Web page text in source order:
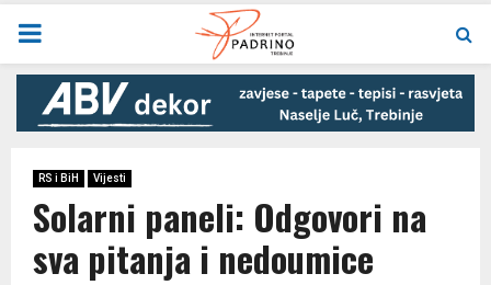
PRIMARY
MENU
RS i BiH Vijesti
Solarni paneli: Odgovori na
sva pitanja i nedoumice